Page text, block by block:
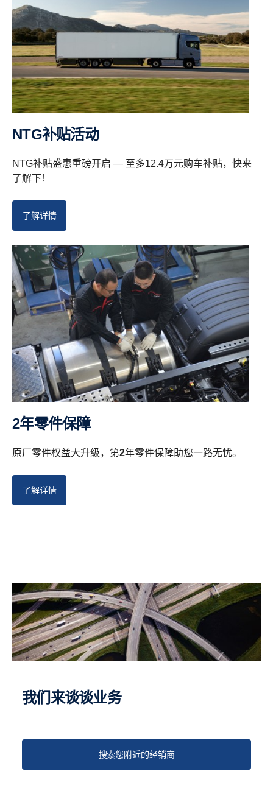
NTG补贴活动
NTG补贴盛惠重磅开启 — 至多12.4万元购车补贴，快来
了解下！
了解详情
2年零件保障
原厂零件权益大升级，第2年零件保障助您一路无忧。
了解详情
我们来谈谈业务
搜索您附近的经销商